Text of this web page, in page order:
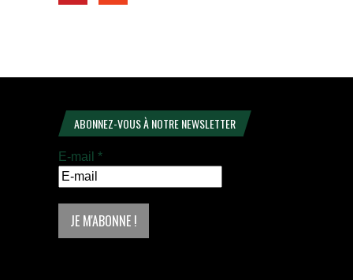
ABONNEZ-VOUS À NOTRE NEWSLETTER
E-mail *